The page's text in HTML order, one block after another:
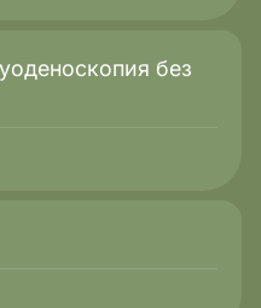
холестерина без